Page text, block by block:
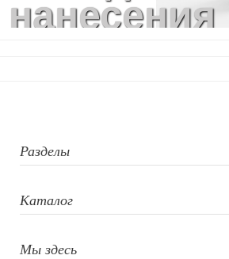
нанесения
цвет),
Разделы
Каталог
Мы здесь